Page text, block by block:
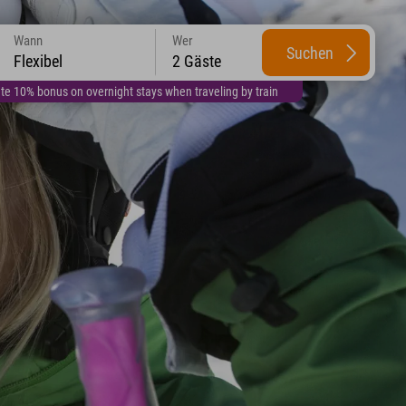
10% bonus on overnight stays when traveling by train
Wann
Flexibel
Wer
2 Gäste Suchen